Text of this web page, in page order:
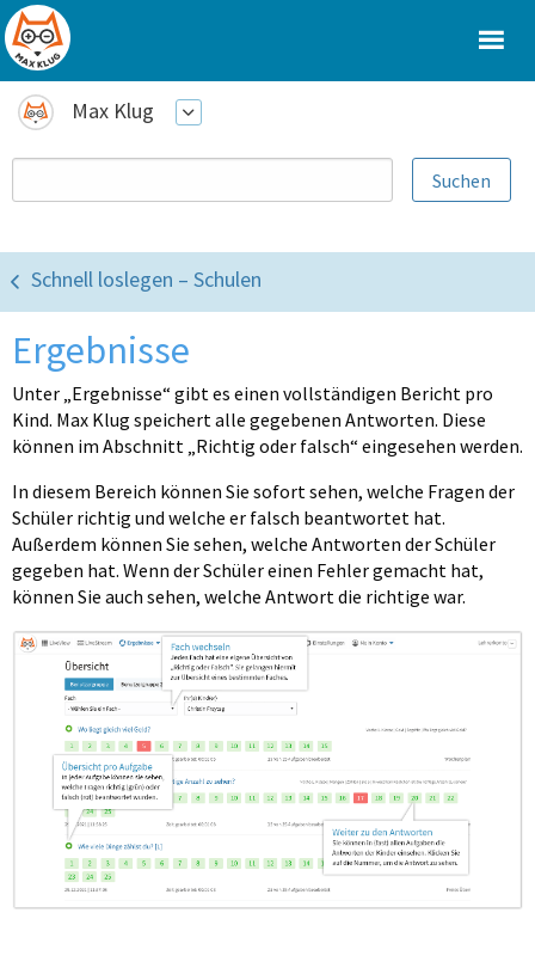
Max Klug
Schnell loslegen – Schulen
Ergebnisse
Unter „Ergebnisse“ gibt es einen vollständigen Bericht pro
Kind. Max Klug speichert alle gegebenen Antworten. Diese
können im Abschnitt „Richtig oder falsch“ eingesehen werden.
In diesem Bereich können Sie sofort sehen, welche Fragen der
Schüler richtig und welche er falsch beantwortet hat.
Außerdem können Sie sehen, welche Antworten der Schüler
gegeben hat. Wenn der Schüler einen Fehler gemacht hat,
können Sie auch sehen, welche Antwort die richtige war.